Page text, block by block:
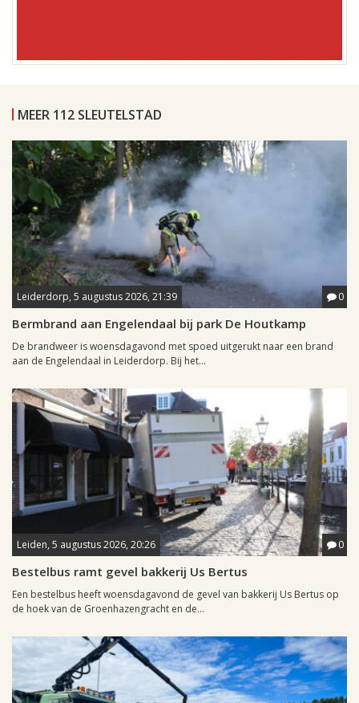
MEER 112 SLEUTELSTAD
Leiderdorp, 5 augustus 2026, 21:39 0
Bermbrand aan Engelendaal bij park De Houtkamp
De brandweer is woensdagavond met spoed uitgerukt naar een brand
aan de Engelendaal in Leiderdorp. Bij het...
Leiden, 5 augustus 2026, 20:26 0
Bestelbus ramt gevel bakkerij Us Bertus
Een bestelbus heeft woensdagavond de gevel van bakkerij Us Bertus op
de hoek van de Groenhazengracht en de...